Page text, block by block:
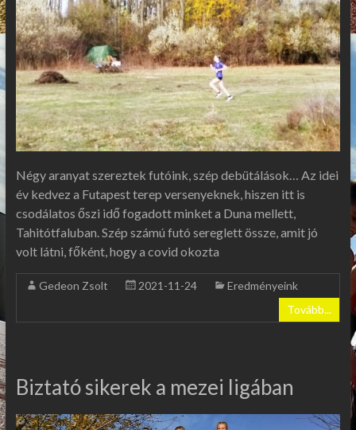
Négy aranyat szereztek futóink, szép debütálások… Az idei
év kedvez a Futapest terep versenyeknek, hiszen itt is
csodálatos őszi idő fogadott minket a Duna mellett,
Tahitótfaluban. Szép számú futó sereglett össze, amit jó
volt látni, főként, hogy a covid okozta
Gedeon Zsolt 2021-11-24
Eredményeink
Tovább...
Biztató sikerek a mezei ligában